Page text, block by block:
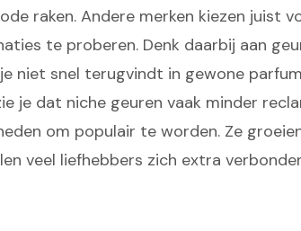
raken. Andere merken kiezen juist
te proberen. Denk daarbij aan
niet snel terugvindt in gewone
je dat niche geuren vaak minder
om populair te worden. Ze
veel liefhebbers zich extra